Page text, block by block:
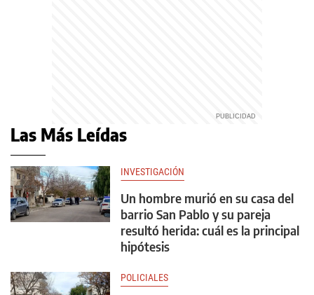
Las Más Leídas
INVESTIGACIÓN
Un hombre murió en su casa del
barrio San Pablo y su pareja
resultó herida: cuál es la principal
hipótesis
POLICIALES